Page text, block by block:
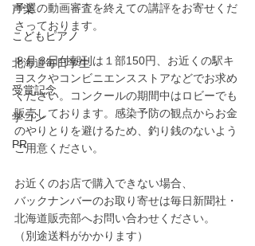
声楽
こどもピアノ
北海道毎日学生
受賞記念
学コン
PR
予選の動画審査を終えての講評をお寄せくだ
さっております。
８月３日付朝刊は１部150円、お近くの駅キ
ヨスクやコンビニエンスストアなどでお求め
ください。コンクールの期間中はロビーでも
販売しております。感染予防の観点からお金
のやりとりを避けるため、釣り銭のないよう
ご用意ください。
お近くのお店で購入できない場合、
バックナンバーのお取り寄せは毎日新聞社・
北海道販売部へお問い合わせください。
（別途送料がかかります）